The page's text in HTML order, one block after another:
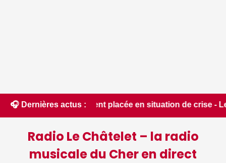
🎧 Dernières actus :
placée en situation de crise - Le Berry
Radio Le Châtelet – la radio
musicale du Cher en direct